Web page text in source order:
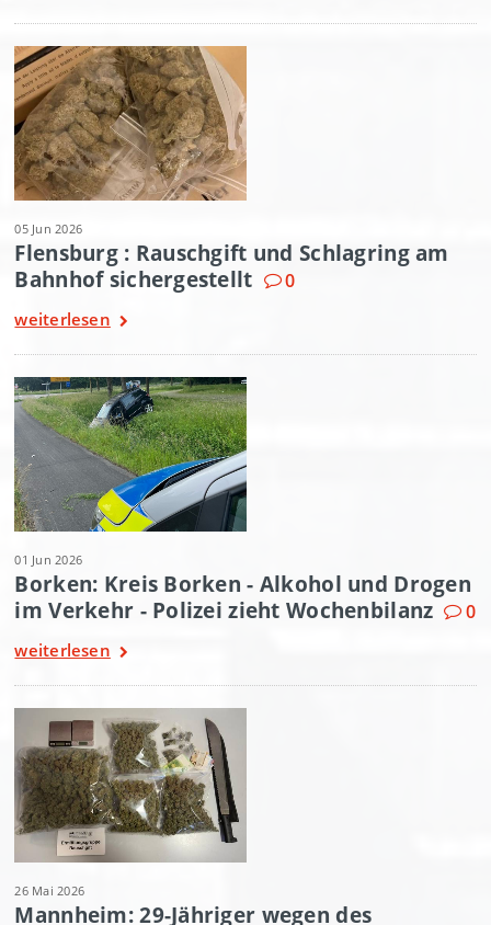
05 Jun 2026
Flensburg : Rauschgift und Schlagring am
Bahnhof sichergestellt
0
weiterlesen
01 Jun 2026
Borken: Kreis Borken - Alkohol und Drogen
im Verkehr - Polizei zieht Wochenbilanz
0
weiterlesen
26 Mai 2026
Mannheim: 29-Jähriger wegen des